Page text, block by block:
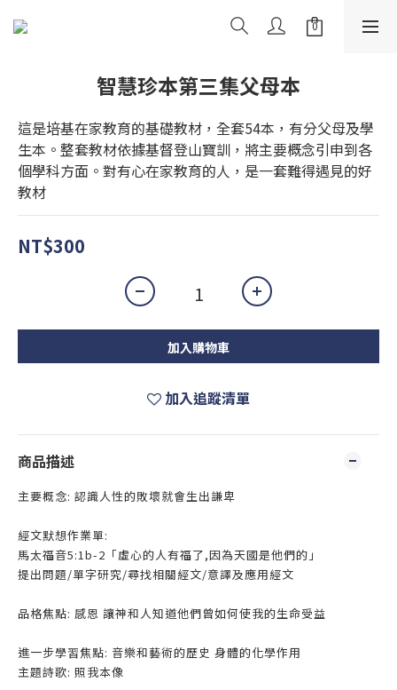
智慧珍本第三集父母本
這是培基在家教育的基礎教材，全套54本，有分父母及學
生本。整套教材依據基督登山寶訓，將主要概念引申到各
個學科方面。對有心在家教育的人，是一套難得遇見的好
教材
NT$300
加入購物車
加入追蹤清單
商品描述
主要概念: 認識人性的敗壞就會生出謙卑
經文默想作業單:
馬太福音5:1b-2「虛心的人有福了,因為天國是他們的」
提出問題/單字研究/尋找相關經文/意譯及應用經文
品格焦點: 感恩 讓神和人知道他們曾如何使我的生命受益
進一步學習焦點: 音樂和藝術的歷史 身體的化學作用
主題詩歌: 照我本像